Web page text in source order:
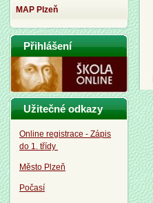
MAP Plzeň
Přihlášení
Užitečné odkazy
Online registrace - Zápis
do 1. třídy
Město Plzeň
Počasí